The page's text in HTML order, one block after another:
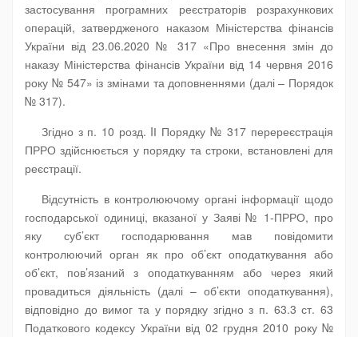
застосування програмних реєстраторів розрахункових
операцій, затвердженого наказом Міністерства фінансів
України від 23.06.2020 № 317 «Про внесення змін до
наказу Міністерства фінансів України від 14 червня 2016
року № 547» із змінами та доповненнями (далі – Порядок
№ 317).
Згідно з п. 10 розд. IІ Порядку № 317 перереєстрація
ПРРО здійснюється у порядку та строки, встановлені для
реєстрації.
Відсутність в контролюючому органі інформації щодо
господарської одиниці, вказаної у Заяві № 1-ПРРО, про
яку суб’єкт господарювання мав повідомити
контролюючий орган як про об’єкт оподаткування або
об’єкт, пов’язаний з оподаткуванням або через який
провадиться діяльність (далі – об’єкти оподаткування),
відповідно до вимог та у порядку згідно з п. 63.3 ст. 63
Податкового кодексу України від 02 грудня 2010 року №